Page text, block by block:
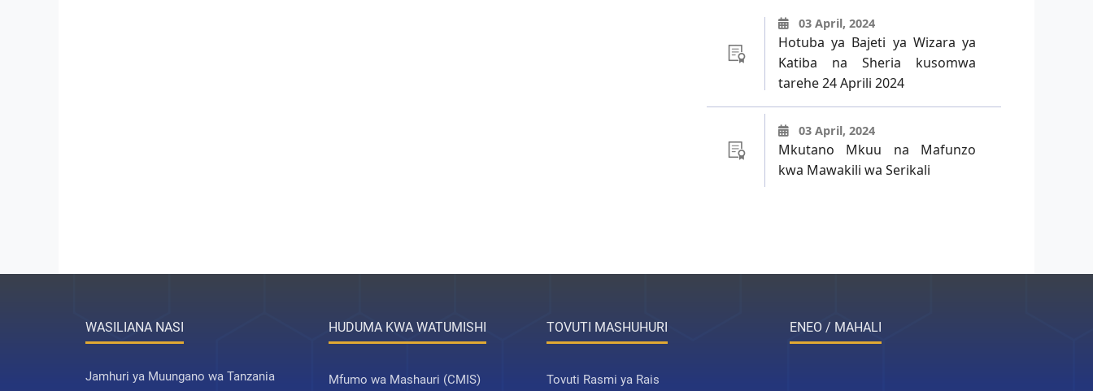
03 April, 2024
Hotuba ya Bajeti ya Wizara ya
Katiba na Sheria kusomwa
tarehe 24 Aprili 2024
03 April, 2024
Mkutano Mkuu na Mafunzo
kwa Mawakili wa Serikali
WASILIANA NASI
Jamhuri ya Muungano wa Tanzania
HUDUMA KWA WATUMISHI
Mfumo wa Mashauri (CMIS)
TOVUTI MASHUHURI
Tovuti Rasmi ya Rais
ENEO / MAHALI